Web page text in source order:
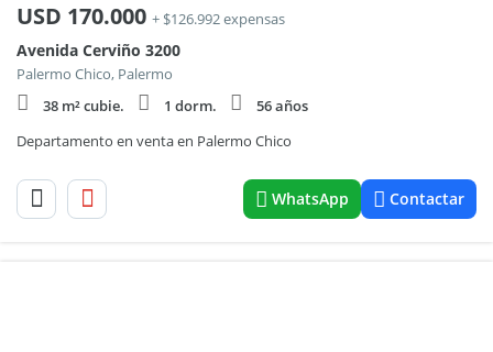
USD 170.000 + $126.992 expensas
Avenida Cerviño 3200
Palermo Chico, Palermo
38 m² cubie.
1 dorm.
56 años
Departamento en venta en Palermo Chico
WhatsApp Contactar